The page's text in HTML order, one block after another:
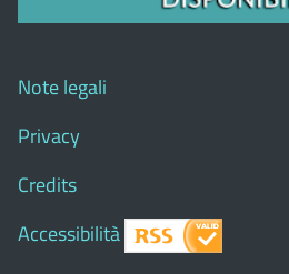
Note legali
Privacy
Credits
Accessibilità